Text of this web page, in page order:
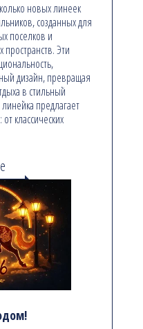
новых линеек
созданных для
поселков и
Эти
дизайн, превращая
в стильный
предлагает
классических